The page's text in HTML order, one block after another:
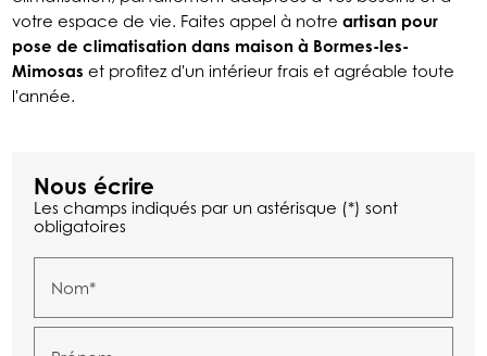
votre espace de vie. Faites appel à notreartisan pour
pose de climatisation dans maison à Bormes-les-
Mimosas et profitez d'un intérieur frais et agréable toute
l'année.
Nous écrire
Les champs indiqués par un astérisque (*) sont
obligatoires
Nom*